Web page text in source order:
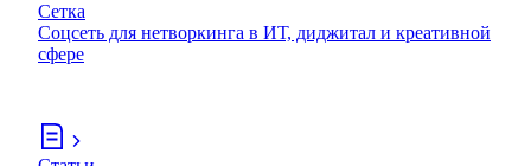
Сетка
Соцсеть для нетворкинга в ИТ, диджитал и креативной
сфере